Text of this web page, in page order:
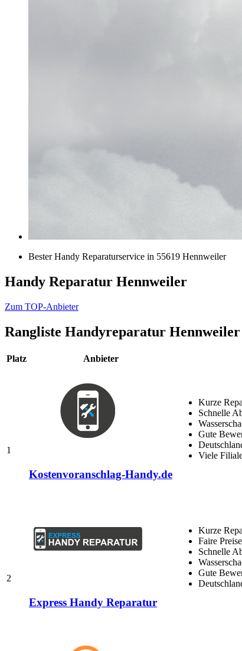
Bester Handy Reparaturservice in 55619 Hennweiler
Handy Reparatur Hennweiler
Zum TOP-Anbieter
Rangliste Handyreparatur Hennweiler
Platz Anbieter
1
Kostenvoranschlag-Handy.de
Kurze
Schnelle
Gute
Viele
2
Express Handy Reparatur
Kurze
Faire Preise
Schnelle
Gute